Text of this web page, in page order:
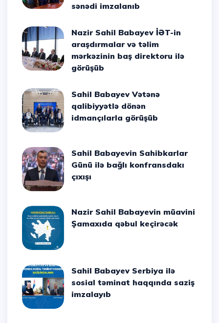
sənədi imzalanıb
Nazir Sahil Babayev İƏT-in
araşdırmalar və təlim
mərkəzinin baş direktoru ilə
görüşüb
Sahil Babayev Vətənə
qalibiyyətlə dönən
idmançılarla görüşüb
Sahil Babayevin Sahibkarlar
Günü ilə bağlı konfransdakı
çıxışı
Nazir Sahil Babayevin müavini
Şamaxıda qəbul keçirəcək
Sahil Babayev Serbiya ilə
sosial təminat haqqında saziş
imzalayıb